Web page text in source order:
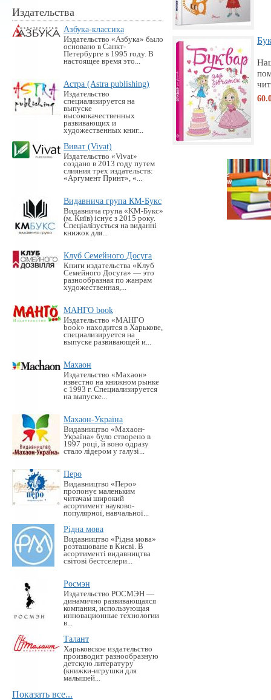
Издательства
Азбука-классика
Издательство «Азбука» было
основано в Санкт-
Петербурге в 1995 году. В
настоящее время это...
Астра (Astra publishing)
Издательство
специализируется на
выпуске
высококачественных
развивающих и
художественных книг...
Виват (Vivat)
Издательство «Vivat»
создано в 2013 году путем
слияния трех издательств:
«Аргумент Принт», «...
Видавнича група КМ-Букс
Видавнича група «KM-Букс»
(м. Київ) існує з 2015 року.
Спеціалізується на виданні
книжок для...
Клуб Семейного Досуга
Книги издательства «Клуб
Семейного Досуга» — это
разнообразная по жанрам
художественная,...
МАНГО book
Издательство «MАНГО
book» находится в Харькове,
специализируется на
выпуске развивающей и...
Махаон
Издательство «Махаон»
известно на книжном рынке
с 1993 г. Специализируется
на выпуске...
Махаон-Україна
Видавництво «Махаон-
Україна» було створено в
1997 році, й воно одразу
стало лідером у галузі...
Перо
Видавництво «Перо»
пропонує маленьким
читачам широкий
асортимент науково-
популярної, навчальної...
Рідна мова
Видавництво «Рідна мова»
розташоване в Києві. В
асортименті видавництва
світові бестселери...
Росмэн
Издательство РОСМЭН —
динамично развивающаяся
компания, использующая
инновационные технологии
в...
Талант
Харьковское издательство
производит разнообразную
детскую литературу
(книжки-игрушки для
малышей...
Показать все...